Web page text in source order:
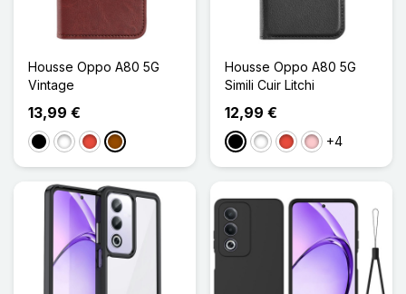
Housse Oppo A80 5G
Vintage
13,99 €
NoirBlancRougeMarron
Housse Oppo A80 5G
Simili Cuir Litchi
12,99 €
NoirBlancRougeRose+4